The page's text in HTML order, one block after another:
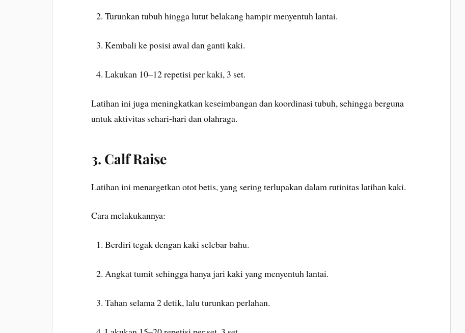
Turunkan tubuh hingga lutut belakang hampir menyentuh lantai.
Kembali ke posisi awal dan ganti kaki.
Lakukan 10–12 repetisi per kaki, 3 set.
Latihan ini juga meningkatkan keseimbangan dan koordinasi tubuh, sehingga berguna
untuk aktivitas sehari-hari dan olahraga.
3. Calf Raise
Latihan ini menargetkan otot betis, yang sering terlupakan dalam rutinitas latihan kaki.
Cara melakukannya:
Berdiri tegak dengan kaki selebar bahu.
Angkat tumit sehingga hanya jari kaki yang menyentuh lantai.
Tahan selama 2 detik, lalu turunkan perlahan.